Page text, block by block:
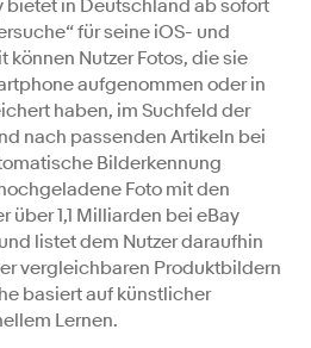
in Deutschland ab sofort
für seine iOS- und
Nutzer Fotos, die sie
aufgenommen oder in
haben, im Suchfeld der
nach passenden Artikeln bei
Bilderkennung
Foto mit den
1,1 Milliarden bei eBay
listet dem Nutzer daraufhin
vergleichbaren Produktbildern
basiert auf künstlicher
Lernen.